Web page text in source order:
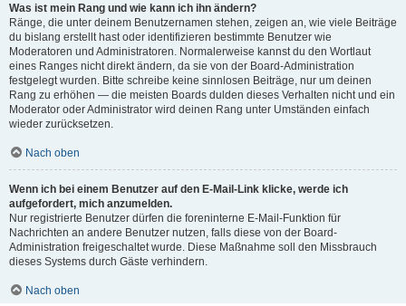
Was ist mein Rang und wie kann ich ihn ändern?
Ränge, die unter deinem Benutzernamen stehen, zeigen an, wie viele Beiträge
du bislang erstellt hast oder identifizieren bestimmte Benutzer wie
Moderatoren und Administratoren. Normalerweise kannst du den Wortlaut
eines Ranges nicht direkt ändern, da sie von der Board-Administration
festgelegt wurden. Bitte schreibe keine sinnlosen Beiträge, nur um deinen
Rang zu erhöhen — die meisten Boards dulden dieses Verhalten nicht und ein
Moderator oder Administrator wird deinen Rang unter Umständen einfach
wieder zurücksetzen.
Nach oben
Wenn ich bei einem Benutzer auf den E-Mail-Link klicke, werde ich
aufgefordert, mich anzumelden.
Nur registrierte Benutzer dürfen die foreninterne E-Mail-Funktion für
Nachrichten an andere Benutzer nutzen, falls diese von der Board-
Administration freigeschaltet wurde. Diese Maßnahme soll den Missbrauch
dieses Systems durch Gäste verhindern.
Nach oben